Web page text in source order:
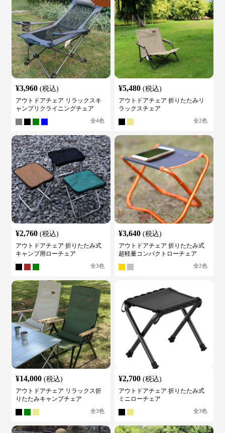
¥3,960 (税込)
アウトドアチェア リラックスキ
ャンプリクライニングチェア
全4色
¥5,480 (税込)
アウトドアチェア 折りたたみリ
ラックスチェア
全2色
¥2,760 (税込)
アウトドアチェア 折りたたみ式
キャンプ用ローチェア
全3色
¥3,640 (税込)
アウトドアチェア 折りたたみ式
超軽量コンパクトローチェア
全2色
¥14,000 (税込)
アウトドアチェア リラックス折
りたたみキャンプチェア
全3色
¥2,700 (税込)
アウトドアチェア 折りたたみ式
ミニローチェア
全3色